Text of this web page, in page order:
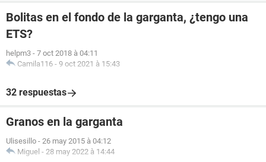
Bolitas en el fondo de la garganta, ¿tengo una
ETS?
helpm3 - 7 oct 2018 à 04:11
Camila116 - 9 oct 2021 à 15:43
32 respuestas
Granos en la garganta
Ulisesillo - 26 may 2015 à 04:12
Miguel - 28 may 2022 à 14:44